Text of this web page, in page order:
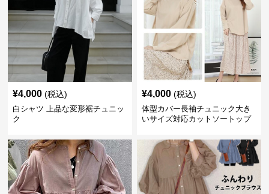
¥4,000 (税込)
白シャツ 上品な変形裾チュニッ
ク
¥4,000 (税込)
体型カバー長袖チュニック大き
いサイズ対応カットソートップ